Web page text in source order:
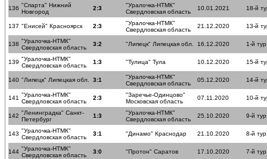
136 "Спарта" Нижний
Новгород
2:3
"Уралочка-НТМК"
Свердловская область
10.01.2021 18-й
137 "Енисей" Красноярск 2:3
"Уралочка-НТМК"
Свердловская область
21.12.2020 13-й
138 "Уралочка-НТМК"
Свердловская область
3:2 "Липецк" Липецкая обл. 16.12.2020 1-й тур
139 "Уралочка-НТМК"
Свердловская область
1:3 "Тулица" Тула 10.12.2020 15-й
140 "Липецк" Липецкая обл. 3:1
"Уралочка-НТМК"
Свердловская область
05.12.2020 14-й
141 "Уралочка-НТМК"
Свердловская область
2:3
"Заречье-Одинцово"
Московская область
07.11.2020 10-й
142 "Ленинградка" Санкт-
Петербург
1:3
"Уралочка-НТМК"
Свердловская область
25.10.2020 9-й тур
143 "Уралочка-НТМК"
Свердловская область
3:1 "Динамо" Краснодар 21.10.2020 8-й тур
144 "Уралочка-НТМК"
Свердловская область
3:0 "Протон" Саратов 17.10.2020 7-й тур